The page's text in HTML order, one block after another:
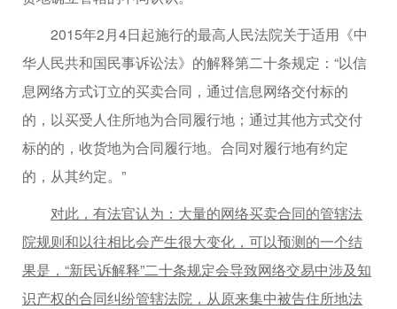
2015年2月4日起施行的最高人民法院关于适用《中
华人民共和国民事诉讼法》的解释第二十条规定：“以信
息网络方式订立的买卖合同，通过信息网络交付标的
的，以买受人住所地为合同履行地；通过其他方式交付
标的的，收货地为合同履行地。合同对履行地有约定
的，从其约定。”
对此，有法官认为：大量的网络买卖合同的管辖法
院规则和以往相比会产生很大变化，可以预测的一个结
果是，“新民诉解释”二十条规定会导致网络交易中涉及知
识产权的合同纠纷管辖法院，从原来集中被告住所地法